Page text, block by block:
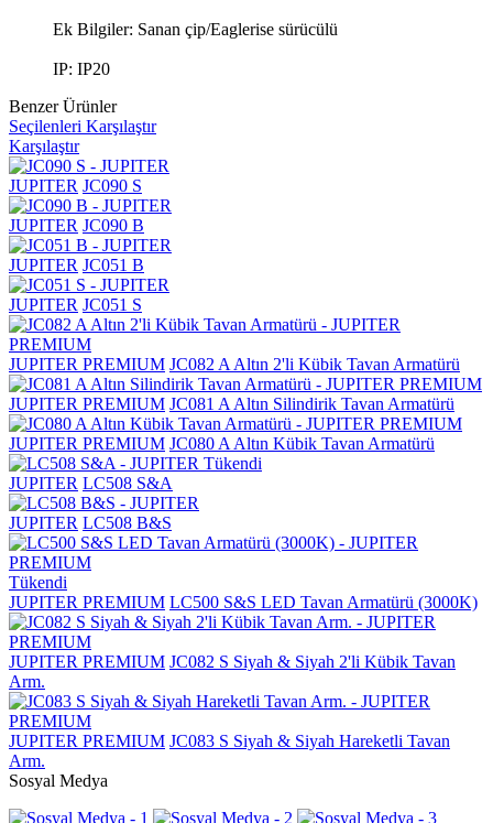
Ek Bilgiler: Sanan çip/Eaglerise sürücülü
IP: IP20
Benzer Ürünler
Seçilenleri Karşılaştır
Karşılaştır
JUPITER JC090 S
JUPITER JC090 B
JUPITER JC051 B
JUPITER JC051 S
JUPITER PREMIUM JC082 A Altın 2'li Kübik Tavan Armatürü
JUPITER PREMIUM JC081 A Altın Silindirik Tavan Armatürü
JUPITER PREMIUM JC080 A Altın Kübik Tavan Armatürü
Tükendi
JUPITER LC508 S&A
JUPITER LC508 B&S
Tükendi
JUPITER PREMIUM LC500 S&S LED Tavan Armatürü (3000K)
JUPITER PREMIUM JC082 S Siyah & Siyah 2'li Kübik Tavan
Arm.
JUPITER PREMIUM JC083 S Siyah & Siyah Hareketli Tavan
Arm.
Sosyal Medya